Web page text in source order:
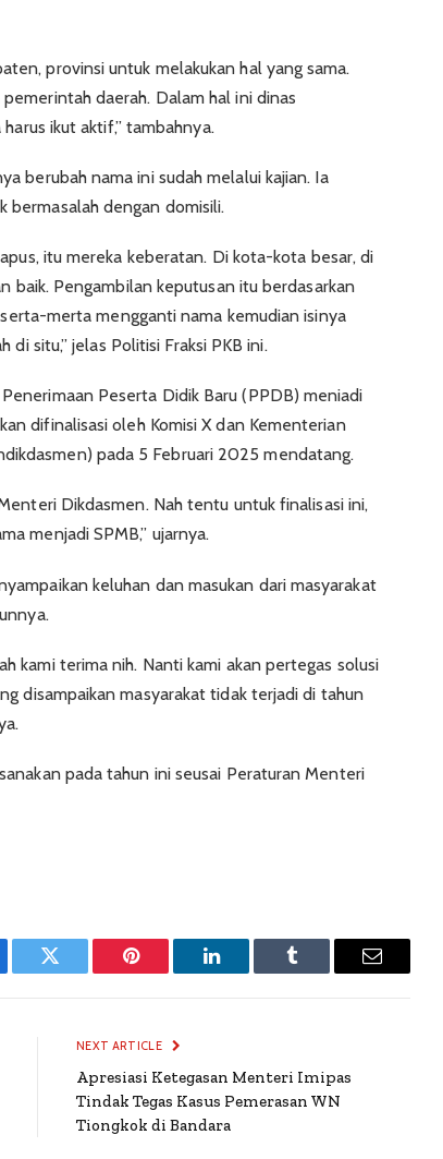
provinsi untuk melakukan hal yang sama.
daerah. Dalam hal ini dinas
ikut aktif,” tambahnya.
berubah nama ini sudah melalui kajian. Ia
bermasalah dengan domisili.
itu mereka keberatan. Di kota-kota besar, di
baik. Pengambilan keputusan itu berdasarkan
merta mengganti nama kemudian isinya
situ,” jelas Politisi Fraksi PKB ini.
Peserta Didik Baru (PPDB) meniadi
difinalisasi oleh Komisi X dan Kementerian
pada 5 Februari 2025 mendatang.
Dikdasmen. Nah tentu untuk finalisasi ini,
menjadi SPMB,” ujarnya.
keluhan dan masukan dari masyarakat
kami terima nih. Nanti kami akan pertegas solusi
disampaikan masyarakat tidak terjadi di tahun
pada tahun ini seusai Peraturan Menteri
Twitter Pinterest LinkedIn Tumblr Email
NEXT ARTICLE
Apresiasi Ketegasan Menteri Imipas
Tindak Tegas Kasus Pemerasan WN
Tiongkok di Bandara